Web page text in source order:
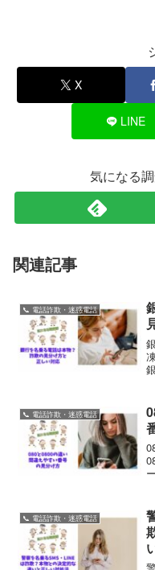
X
LINE
気になる
関連記事
📞 電話詐欺・迷惑電話
📞 電話詐欺・迷惑電話
📞 電話詐欺・迷惑電話